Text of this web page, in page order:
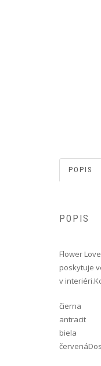
POPIS
POPIS
Flower
poskytuje
v
čierna
antracit
biela